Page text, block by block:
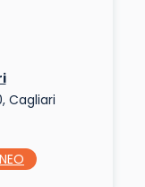
Cagliari